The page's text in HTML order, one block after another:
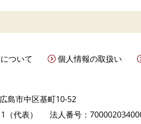
ついて 個人情報の取扱い
島市中区基町10-52
代表）
法人番号：